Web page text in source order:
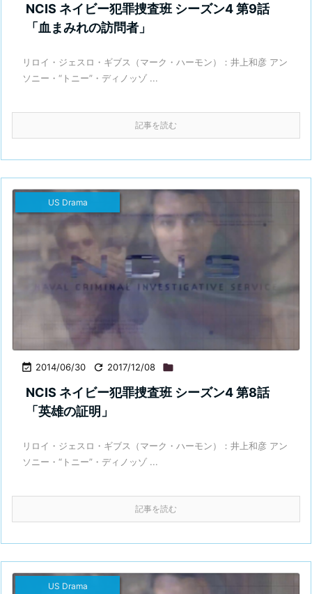
NCIS ネイビー犯罪捜査班 シーズン4 第9話
「血まみれの訪問者」
リロイ・ジェスロ・ギブス（マーク・ハーモン）：井上和彦 アン
ソニー・“トニー”・ディノッゾ ...
記事を読む
 2014/06/30  2017/12/08 
US Drama
NCIS ネイビー犯罪捜査班 シーズン4 第8話
「英雄の証明」
リロイ・ジェスロ・ギブス（マーク・ハーモン）：井上和彦 アン
ソニー・“トニー”・ディノッゾ ...
記事を読む
US Drama